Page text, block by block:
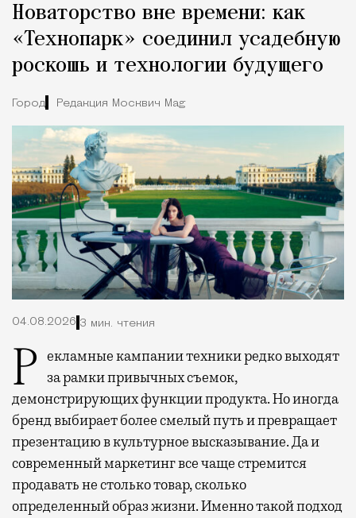
Новаторство вне времени: как
«Технопарк» соединил усадебную
роскошь и технологии будущего
Город Редакция Москвич Mag
04.08.2026 3 мин. чтения
Рекламные кампании техники редко выходят
за рамки привычных съемок,
демонстрирующих функции продукта. Но иногда
бренд выбирает более смелый путь и превращает
презентацию в культурное высказывание. Да и
современный маркетинг все чаще стремится
продавать не столько товар, сколько
определенный образ жизни. Именно такой подход